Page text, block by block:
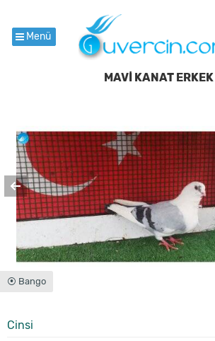
Menü
MAVİ KANAT ERKEK
⦿ Bango
Cinsi